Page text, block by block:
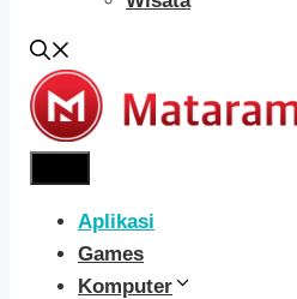
Aplikasi
Games
Komputer